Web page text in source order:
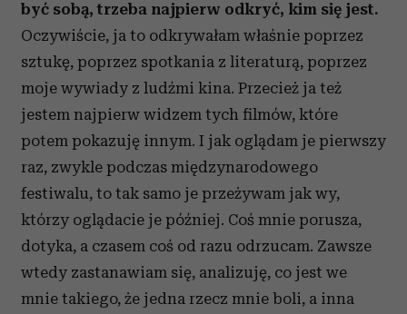
być sobą, trzeba najpierw odkryć, kim się jest.
Oczywiście, ja to odkrywałam właśnie poprzez
sztukę, poprzez spotkania z literaturą, poprzez
moje wywiady z ludźmi kina. Przecież ja też
jestem najpierw widzem tych filmów, które
potem pokazuję innym. I jak oglądam je pierwszy
raz, zwykle podczas międzynarodowego
festiwalu, to tak samo je przeżywam jak wy,
którzy oglądacie je później. Coś mnie porusza,
dotyka, a czasem coś od razu odrzucam. Zawsze
wtedy zastanawiam się, analizuję, co jest we
mnie takiego, że jedna rzecz mnie boli, a inna